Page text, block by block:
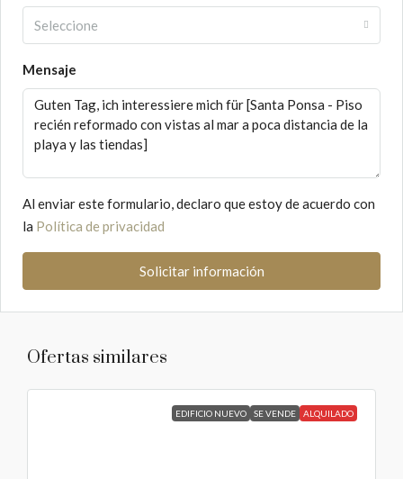
Seleccione
Mensaje
Al enviar este formulario, declaro que estoy de acuerdo con
la Política de privacidad
Solicitar información
Ofertas similares
EDIFICIO NUEVO SE VENDE ALQUILADO